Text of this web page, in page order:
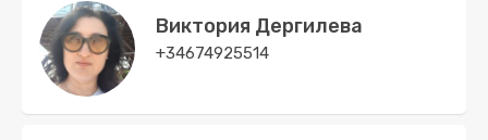
Виктория Дергилева
+34674925514